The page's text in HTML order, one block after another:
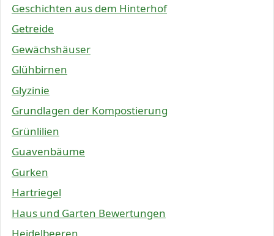
Geschichten aus dem Hinterhof
Getreide
Gewächshäuser
Glühbirnen
Glyzinie
Grundlagen der Kompostierung
Grünlilien
Guavenbäume
Gurken
Hartriegel
Haus und Garten Bewertungen